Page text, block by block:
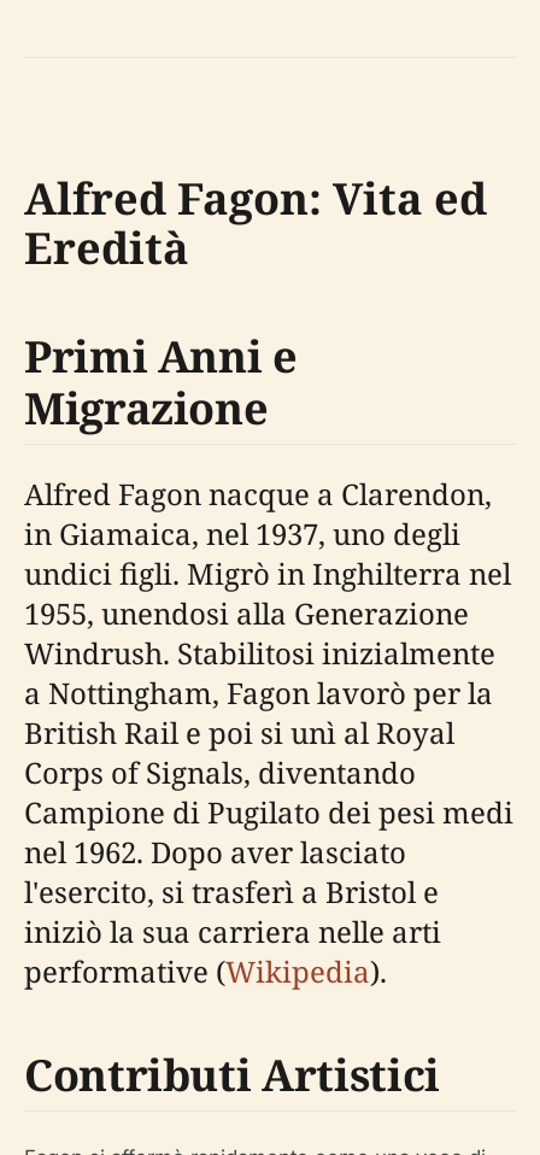
Alfred Fagon: Vita ed
Eredità
Primi Anni e
Migrazione
Alfred Fagon nacque a Clarendon,
in Giamaica, nel 1937, uno degli
undici figli. Migrò in Inghilterra nel
1955, unendosi alla Generazione
Windrush. Stabilitosi inizialmente
a Nottingham, Fagon lavorò per la
British Rail e poi si unì al Royal
Corps of Signals, diventando
Campione di Pugilato dei pesi medi
nel 1962. Dopo aver lasciato
l'esercito, si trasferì a Bristol e
iniziò la sua carriera nelle arti
performative (Wikipedia).
Contributi Artistici